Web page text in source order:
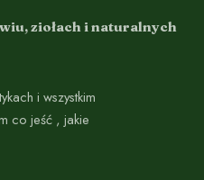
ziołach i naturalnych
i wszystkim
co jeść , jakie